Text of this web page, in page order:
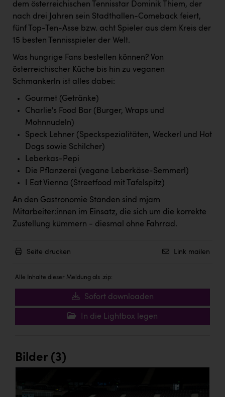
RE/MAX Welcome
Resch&Frisch
RUBBLE MASTER
Ruderclub Wels
SCRI - Salzburg Cancer Research Institute
SCHMACHTL GmbH
Schwingshandl - automation technology gmbh
Seher + Partner
Smurfit Westrock Nettingsdorf
TCL
TRAILOMAT & Cycling Austria
Vier Diamanten
Wirtschaftskammer OÖ
z.l.ö.
dem österreichischen Tennisstar Dominik Thiem, der
nach drei Jahren sein Stadthallen-Comeback feiert,
fünf Top-Ten-Asse bzw. acht Spieler aus dem Kreis der
15 besten Tennisspieler der Welt.
Was hungrige Fans bestellen können? Von
österreichischer Küche bis hin zu veganen
Schmankerln ist alles dabei:
Gourmet (Getränke)
Charlie's Food Bar (Burger, Wraps und
Mohnnudeln)
Speck Lehner (Speckspezialitäten, Weckerl und Hot
Dogs sowie Schilcher)
Leberkas-Pepi
Die Pflanzerei (vegane Leberkäse-Semmerl)
I Eat Vienna (Streetfood mit Tafelspitz)
An den Gastronomie Ständen sind mjam
Mitarbeiter:innen im Einsatz, die sich um die korrekte
Zustellung kümmern - diesmal ohne Fahrrad.
Seite drucken Link mailen
Alle Inhalte dieser Meldung als .zip:
Sofort downloaden
In die Lightbox legen
Bilder (3)